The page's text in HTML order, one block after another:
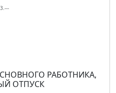
РАБОТНИКА,
ОТПУСК